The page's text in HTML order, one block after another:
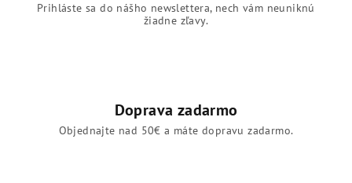
Prihláste sa do nášho newslettera, nech vám neuniknú
žiadne zľavy.
Doprava zadarmo
Objednajte nad 50€ a máte dopravu zadarmo.